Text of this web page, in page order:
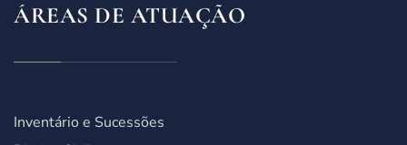
ÁREAS DE ATUAÇÃO
Inventário e Sucessões